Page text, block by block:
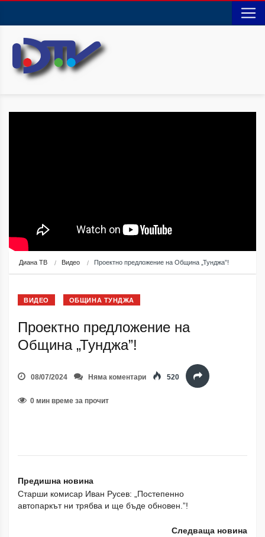
Диана ТВ Видео Проектно предложение на Община „Тунджа”!
ВИДЕО ОБЩИНА ТУНДЖА
Проектно предложение на
Община „Тунджа”!
08/07/2024 Няма коментари 520
0 мин време за прочит
Предишна новина
Старши комисар Иван Русев: „Постепенно
автопаркът ни трябва и ще бъде обновен.”!
Следваща новина